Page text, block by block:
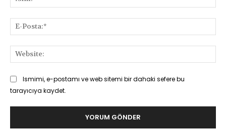
Ismimi, e-postamı ve web sitemi bir dahaki sefere bu
tarayıcıya kaydet.